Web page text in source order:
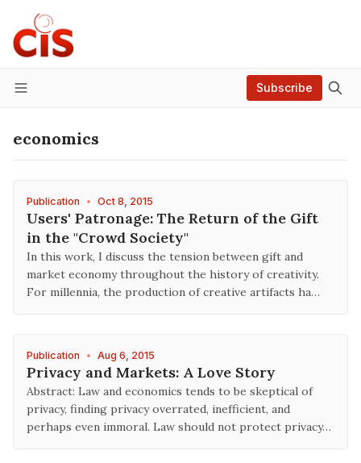
Menu
Subscribe
economics
Publication • Oct 8, 2015
Users' Patronage: The Return of the Gift
in the "Crowd Society"
In this work, I discuss the tension between gift and
market economy throughout the history of creativity.
For millennia, the production of creative artifacts ha…
Publication • Aug 6, 2015
Privacy and Markets: A Love Story
Abstract: Law and economics tends to be skeptical of
privacy, finding privacy overrated, inefficient, and
perhaps even immoral. Law should not protect privacy…